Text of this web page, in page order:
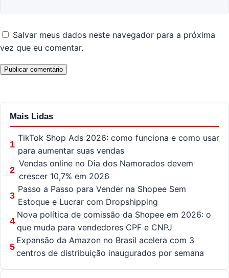
Salvar meus dados neste navegador para a próxima
vez que eu comentar.
Mais Lidas
1
TikTok Shop Ads 2026: como funciona e como usar
para aumentar suas vendas
2
Vendas online no Dia dos Namorados devem
crescer 10,7% em 2026
3
Passo a Passo para Vender na Shopee Sem
Estoque e Lucrar com Dropshipping
4
Nova política de comissão da Shopee em 2026: o
que muda para vendedores CPF e CNPJ
5
Expansão da Amazon no Brasil acelera com 3
centros de distribuição inaugurados por semana